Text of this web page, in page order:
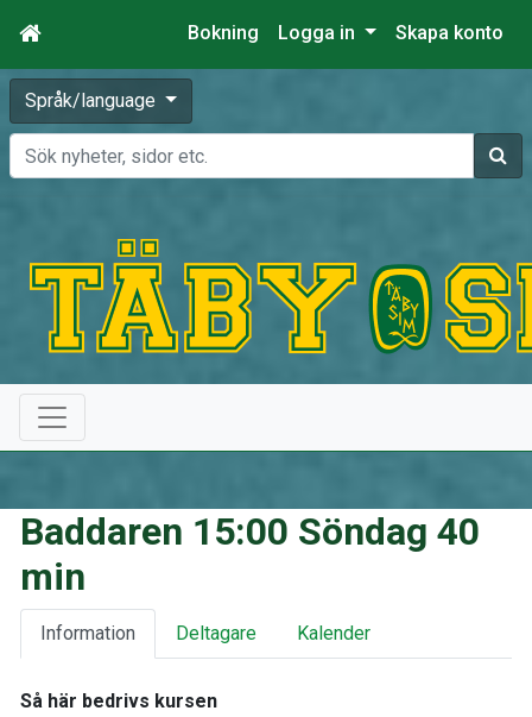
Bokning Logga in Skapa konto
Språk/language
Sök
Baddaren 15:00 Söndag 40
min
Information Deltagare Kalender
Så här bedrivs kursen